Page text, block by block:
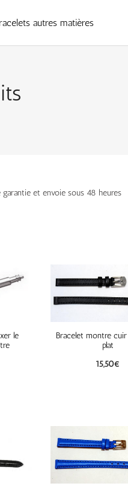
autres matières
et envoie sous 48 heures
le
Bracelet montre
plat
15,50€